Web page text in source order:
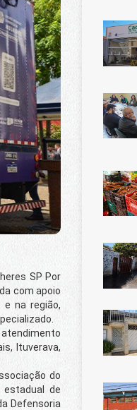
SP Por
com apoio
na região,
Ituverava,
do
estadual de
Defensoria